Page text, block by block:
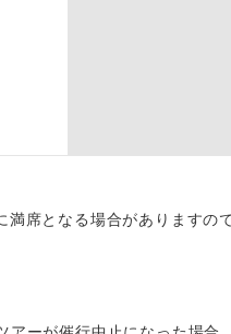
席となる場合がありますの
風呂が付いています。
）
とお召し上がりいただけま
な個人型プランです。